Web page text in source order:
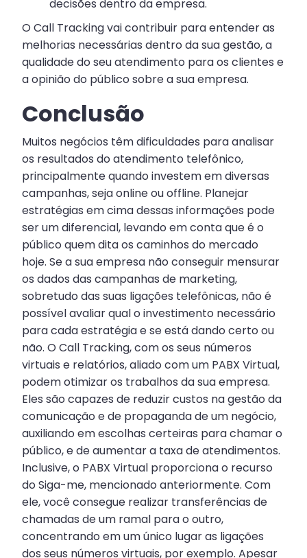
decisões dentro da empresa.
O Call Tracking vai contribuir para entender as
melhorias necessárias dentro da sua gestão, a
qualidade do seu atendimento para os clientes e
a opinião do público sobre a sua empresa.
Conclusão
Muitos negócios têm dificuldades para analisar
os resultados do atendimento telefônico,
principalmente quando investem em diversas
campanhas, seja online ou offline. Planejar
estratégias em cima dessas informações pode
ser um diferencial, levando em conta que é o
público quem dita os caminhos do mercado
hoje. Se a sua empresa não conseguir mensurar
os dados das campanhas de marketing,
sobretudo das suas ligações telefônicas, não é
possível avaliar qual o investimento necessário
para cada estratégia e se está dando certo ou
não. O Call Tracking, com os seus números
virtuais e relatórios, aliado com um PABX Virtual,
podem otimizar os trabalhos da sua empresa.
Eles são capazes de reduzir custos na gestão da
comunicação e de propaganda de um negócio,
auxiliando em escolhas certeiras para chamar o
público, e de aumentar a taxa de atendimentos.
Inclusive, o PABX Virtual proporciona o recurso
do Siga-me, mencionado anteriormente. Com
ele, você consegue realizar transferências de
chamadas de um ramal para o outro,
concentrando em um único lugar as ligações
dos seus números virtuais, por exemplo. Apesar